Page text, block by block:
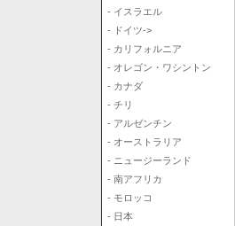
- イスラエル
- ドイツ->
- カリフォルニア
- オレゴン・ワシントン
- カナダ
- チリ
- アルゼンチン
- オーストラリア
- ニュージーランド
- 南アフリカ
- モロッコ
- 日本